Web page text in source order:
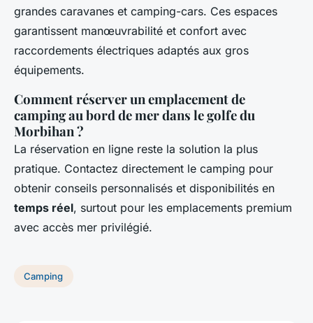
grandes caravanes et camping-cars. Ces espaces
garantissent manœuvrabilité et confort avec
raccordements électriques adaptés aux gros
équipements.
Comment réserver un emplacement de
camping au bord de mer dans le golfe du
Morbihan ?
La réservation en ligne reste la solution la plus
pratique. Contactez directement le camping pour
obtenir conseils personnalisés et disponibilités en
temps réel, surtout pour les emplacements premium
avec accès mer privilégié.
Camping